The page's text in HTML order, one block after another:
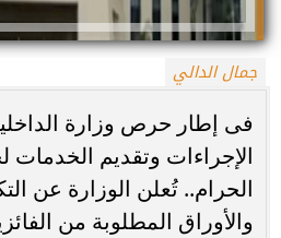
جمال الدالي
فى إطار حرص وزارة
الإجراءات وتقديم الخدمات
الحرام.. تُعلن الوزارة عن
والأوراق المطلوبة من